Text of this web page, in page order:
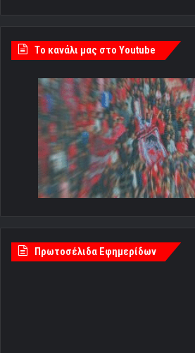
Tο κανάλι μας στο Youtube
Πρωτοσέλιδα Εφημερίδων